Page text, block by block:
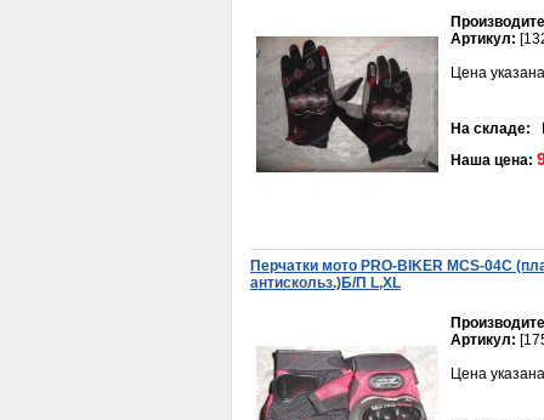
Артикул:
Цена
На складе:
Наша цена:
Перчатки мото PRO-BIKER MCS-04С
антискольз.)Б/П L,XL
Артикул:
Цена